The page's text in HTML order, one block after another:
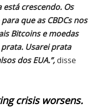
crescendo. Os
que as CBDCs nos
Bitcoins e moedas
Usarei prata
dos EUA.”, disse
crisis worsens.